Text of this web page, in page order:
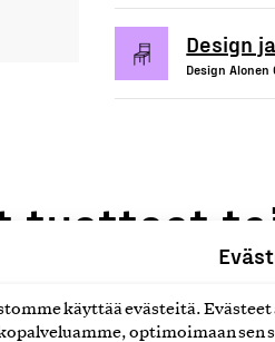
käyttää evästeitä.
optimoimaan sen
Design
Design Alonen
tuotteet